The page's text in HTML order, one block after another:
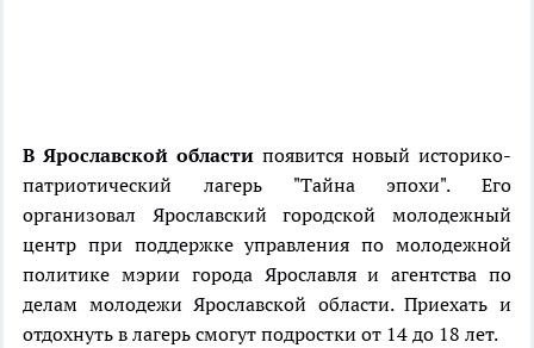
В Ярославской области появится новый историко-
патриотический лагерь "Тайна эпохи". Его
организовал Ярославский городской молодежный
центр при поддержке управления по молодежной
политике мэрии города Ярославля и агентства по
делам молодежи Ярославской области. Приехать и
отдохнуть в лагерь смогут подростки от 14 до 18 лет.